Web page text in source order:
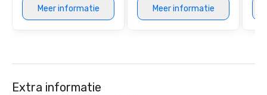
Meer informatie Meer informatie
Extra informatie